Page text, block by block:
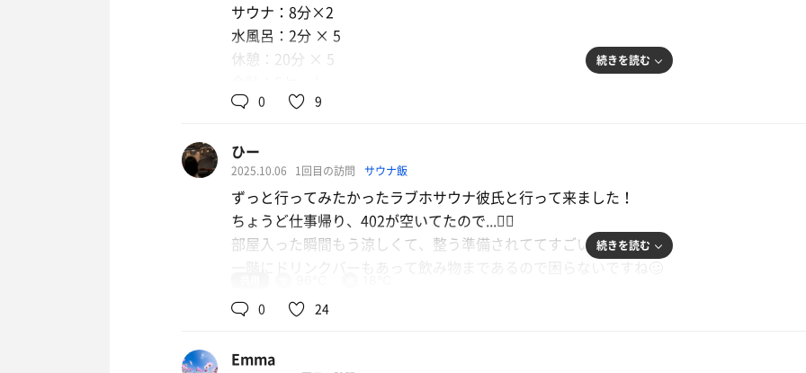
サウナ：8分×2
水風呂：2分 × 5
休憩：20分 × 5
サ室はメモリで温度調節可能
120度設定にしておくと100度前後で入室すると丁度いい感じ
水風呂はバスタブに水を張るシステム、意外に冷たくセット中流水にしておくと19度位
バスタブ脇のスペースで整うも良し、ベットにダイブも良し自分のペースで好き勝手に
サ室に12分計や5分砂時計はない為、サウナイキタイ砂時計持参か洗面台で携帯タイマ
後半サ室をほっとき、サウナ室を覗くと120度近くに💦あちあちの為8分持たず汗だく
ずーっとサウナをつけっぱなしだと温度が下がることもあるのでその際は一度オフって
続きを読む
0 9
ひー
2025.10.06 1回目の訪問 サウナ飯
ずっと行ってみたかったラブホサウナ彼氏と行って来ました！
ちょうど仕事帰り、402が空いてたので...🙆‍♀️
部屋入った瞬間もう涼しくて、整う準備されててすごい！
#サウナ
下がったらオンオフ繰り返してる🔁って感じでした！
続きを読む
0 24
Emma